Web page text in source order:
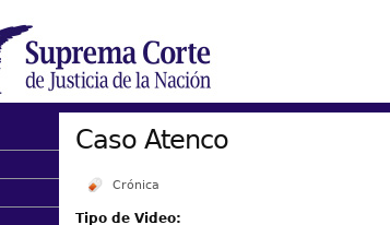
Caso Atenco
Crónica
Tipo de Video: